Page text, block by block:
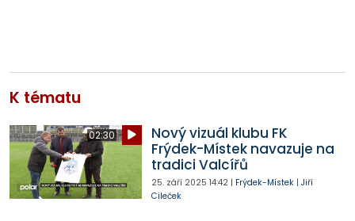
K tématu
02:30
Nový vizuál klubu FK
Frýdek-Místek navazuje na
tradici Valcířů
25. září 2025 14:42| Frýdek-Místek| Jiří
Cileček